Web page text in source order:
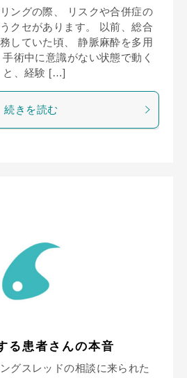
ングの際、 リスクや合併症の
クセがあります。 以前、総合
していた頃、 静脈麻酔を多用
術中に意識がない状態で動く
と、経験 […]
続きを読む
る患者さんの本音
グスレッドの相談に来られた